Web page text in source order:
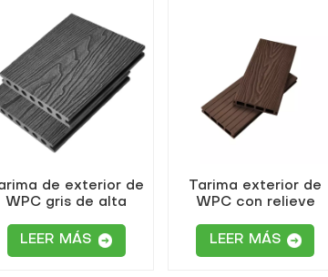
de exterior de
WPC gris de alta
profundo.
LEER MÁS
Tarima exterior de
WPC con relieve
LEER MÁS